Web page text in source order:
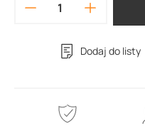
Dodaj do listy